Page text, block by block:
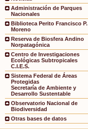
Administración de Parques
Nacionales
Biblioteca Perito Francisco P.
Moreno
Reserva de Biosfera Andino
Norpatagónica
Centro de Investigaciones
Ecológicas Subtropicales
C.I.E.S.
Sistema Federal de Áreas
Protegidas
Secretaría de Ambiente y
Desarrollo Sustentable
Observatorio Nacional de
Biodiversidad
Otras bases de datos